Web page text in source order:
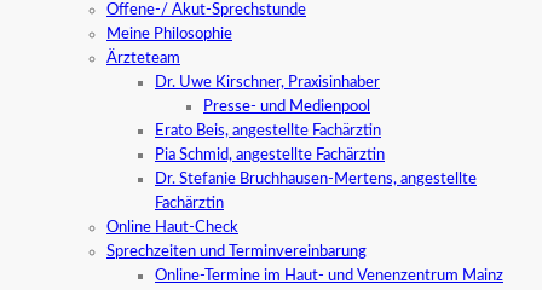
Offene-/ Akut-Sprechstunde
Meine Philosophie
Ärzteteam
Dr. Uwe Kirschner, Praxisinhaber
Presse- und Medienpool
Erato Beis, angestellte Fachärztin
Pia Schmid, angestellte Fachärztin
Dr. Stefanie Bruchhausen-Mertens, angestellte
Fachärztin
Online Haut-Check
Sprechzeiten und Terminvereinbarung
Online-Termine im Haut- und Venenzentrum Mainz